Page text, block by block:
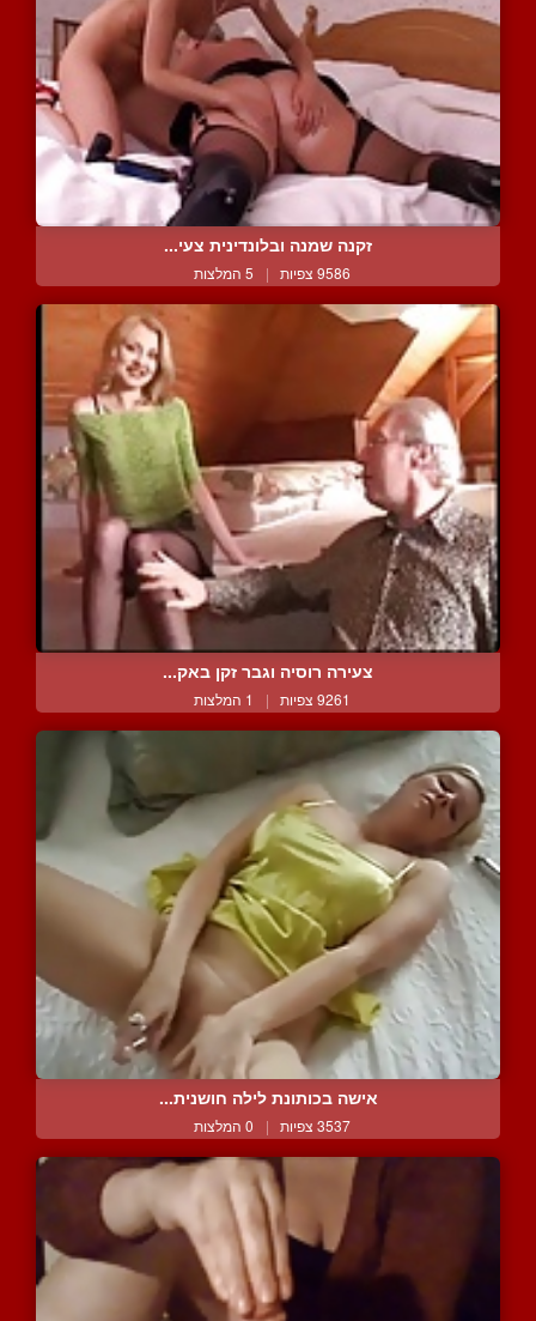
זקנה שמנה ובלונדינית צעי...
9586 צפיות | 5 המלצות
צעירה רוסיה וגבר זקן באק...
9261 צפיות | 1 המלצות
אישה בכותונת לילה חושנית...
3537 צפיות | 0 המלצות